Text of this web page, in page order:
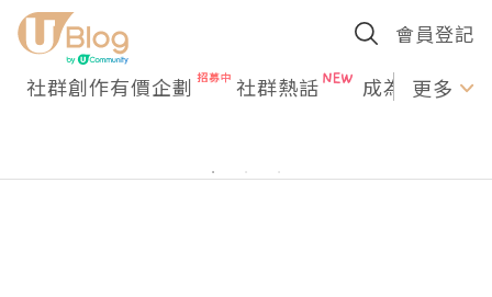
會員登記
社群創作有價企劃 社群熱話 成為U更多